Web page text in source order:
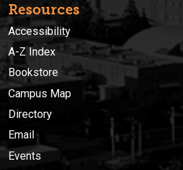
Resources
Accessibility
A-Z Index
Bookstore
Campus Map
Directory
Email
Events